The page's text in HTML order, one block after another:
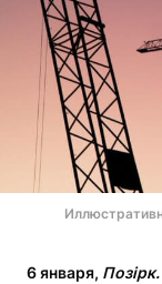
6 января, Позірк.